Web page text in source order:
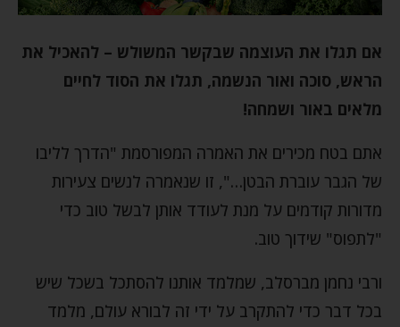
אם תגלו את העוצמה שבקשר המשולש – להאכיל את
הראש, סוכה ואור הנשמה, תגלו את הסוד לחיים
מלאים באור ושמחה!
אתם בטח מכירים את האמרה המפורסמת "הדרך לליבו
של הגבר עוברת הבטן…", זו שנאמרה לנשים צעירות
מדורות קודמים על מנת לעודד אותן לבשל טוב כדי
"לתפוס" שידוך טוב.
ורבי נחמן מברסלב, שמלמד אותנו להסתכל בשכל שיש
בכל דבר כדי להתקרב על ידי זה לבורא עולם, מלמד